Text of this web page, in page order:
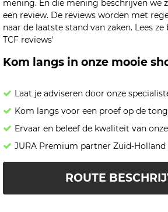
mening. En die mening beschrijven we
een review. De reviews worden met
naar de laatste stand van zaken. Lees
TCF reviews'
Kom langs in onze mooie
Laat je adviseren door onze
Kom langs voor een proef op de tong
Ervaar en beleef de kwaliteit van
JURA Premium partner Zuid-Holland
ROUTE